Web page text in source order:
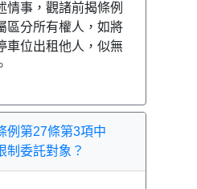
情事，觀諸前揭條例
區分所有權人，如將
車位出租他人，似無
例第27條第3項中
制委託對象？